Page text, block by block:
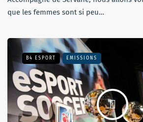
que les femmes sont si peu…
B4 ESPORT EMISSIONS